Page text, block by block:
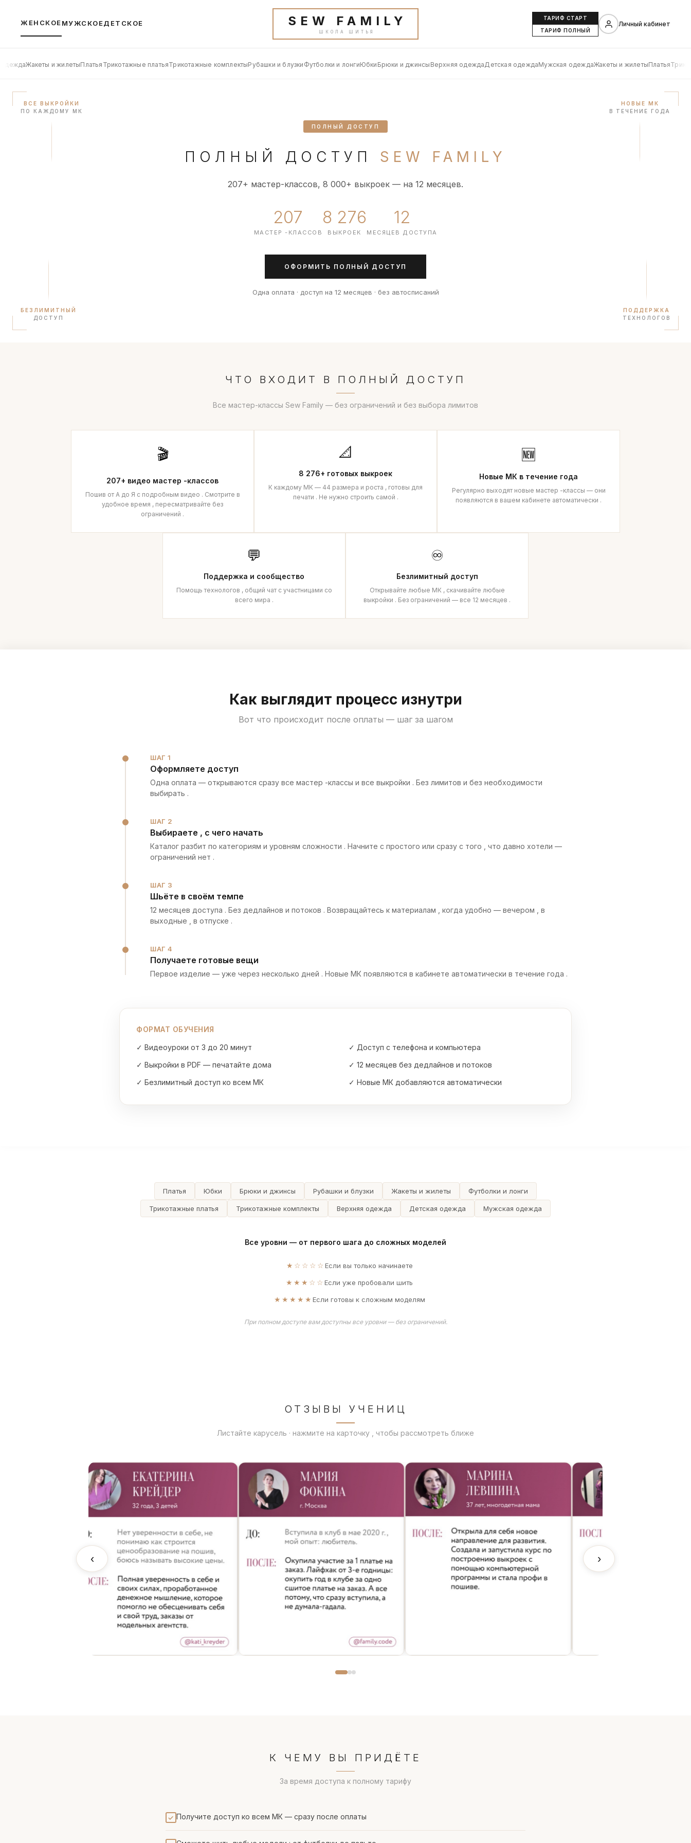
ЖЕНСКОЕМУЖСКОЕДЕТСКОЕ SEW FAMILY
ШКОЛА ШИТЬЯ
ТАРИФ СТАРТ
ТАРИФ ПОЛНЫЙ
Личный кабинет
Жакеты и жилетыПлатья Трикотажные платьяТрикотажные комплектыРубашки и блузки Футболки и лонгиЮбки Брюки и джинсы Верхняя одеждаДетская одеждаМужская одеждаЖакеты и жилетыПлатья
ВСЕ ВЫКРОЙКИ
ПО КАЖДОМУ МК
НОВЫЕ МК
В ТЕЧЕНИЕ ГОДА
БЕЗЛИМИТНЫЙ
ДОСТУП
ПОДДЕРЖКА
ТЕХНОЛОГОВ
ПОЛНЫЙ ДОСТУП
ПОЛНЫЙ ДОСТУП SEW FAMILY
207+ мастер-классов, 8 000+ выкроек — на 12 месяцев.
207
МАСТЕР -КЛАССОВ
8 276
ВЫКРОЕК
12
МЕСЯЦЕВ ДОСТУПА
ОФОРМИТЬ ПОЛНЫЙ ДОСТУП
Одна оплата · доступ на 12 месяцев · без автосписаний
ЧТО ВХОДИТ В ПОЛНЫЙ ДОСТУП
Все мастер-классы Sew Family — без ограничений и без выбора лимитов
🎬
207+ видео мастер -классов
Пошив от А до Я с подробным видео . Смотрите в
удобное время , пересматривайте без
ограничений .
📐
8 276+ готовых выкроек
К каждому МК — 44 размера и роста , готовы для
печати . Не нужно строить самой .
🆕
Новые МК в течение года
Регулярно выходят новые мастер -классы — они
появляются в вашем кабинете автоматически .
💬
Поддержка и сообщество
Помощь технологов , общий чат с участницами со
всего мира .
♾️
Безлимитный доступ
Открывайте любые МК , скачивайте любые
выкройки . Без ограничений — все 12 месяцев .
Как выглядит процесс изнутри
Вот что происходит после оплаты — шаг за шагом
ШАГ 1
Оформляете доступ
Одна оплата — открываются сразу все мастер -классы и все выкройки . Без лимитов и без необходимости
выбирать .
ШАГ 2
Выбираете , с чего начать
Каталог разбит по категориям и уровням сложности . Начните с простого или сразу с того , что давно хотели —
ограничений нет .
ШАГ 3
Шьёте в своём темпе
12 месяцев доступа . Без дедлайнов и потоков . Возвращайтесь к материалам , когда удобно — вечером , в
выходные , в отпуске .
ШАГ 4
Получаете готовые вещи
Первое изделие — уже через несколько дней . Новые МК появляются в кабинете автоматически в течение года .
ФОРМАТ ОБУЧЕНИЯ
✓ Видеоуроки от 3 до 20 минут
✓ Доступ с телефона и компьютера
✓ Выкройки в PDF — печатайте дома
✓ 12 месяцев без дедлайнов и потоков
✓ Безлимитный доступ ко всем МК
✓ Новые МК добавляются автоматически
Платья Юбки Брюки и джинсы Рубашки и блузки Жакеты и жилеты Футболки и лонги
Трикотажные платья Трикотажные комплекты Верхняя одежда Детская одежда Мужская одежда
Все уровни — от первого шага до сложных моделей
★☆☆☆☆ Если вы только начинаете
★★★☆☆ Если уже пробовали шить
★★★★★ Если готовы к сложным моделям
При полном доступе вам доступны все уровни — без ограничений.
ОТЗЫВЫ УЧЕНИЦ
Листайте карусель · нажмите на карточку , чтобы рассмотреть ближе
‹ ›
К ЧЕМУ ВЫ ПРИДЁТЕ
За время доступа к полному тарифу
Получите доступ ко всем МК — сразу после оплаты